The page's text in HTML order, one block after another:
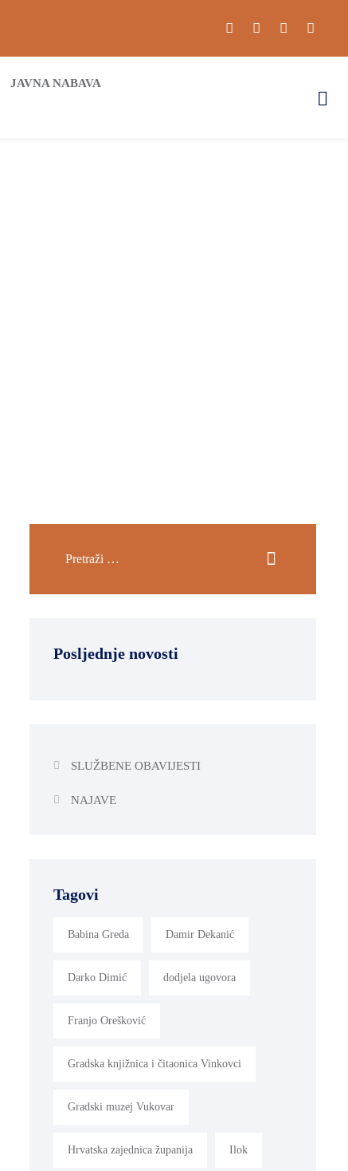
JAVNA NABAVA
Posljednje novosti
SLUŽBENE OBAVIJESTI
NAJAVE
Tagovi
Babina Greda Damir Dekanić
Darko Dimić dodjela ugovora
Franjo Orešković
Gradska knjižnica i čitaonica Vinkovci
Gradski muzej Vukovar
Hrvatska zajednica županija Ilok